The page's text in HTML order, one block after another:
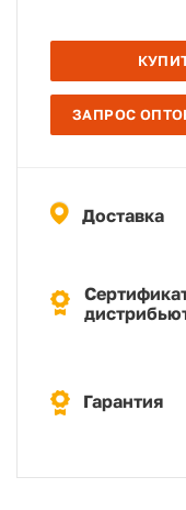
ЗАПРОС
Доставка
Гарантия